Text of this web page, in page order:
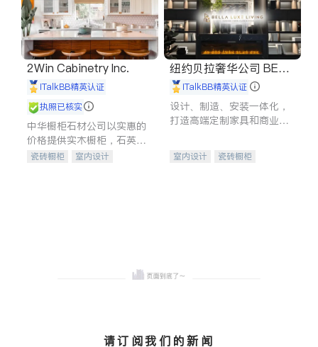
2Win Cabinetry Inc.
iTalkBB精英认证
执照已核实
中华橱柜石材公司以实惠的
价格提供实木橱柜，石英石
台面，多种优质不锈钢水
瓷砖橱柜
室内设计
纽约贝拉奢华公司 BELL
A LUXE
iTalkBB精英认证
设计、制造、安装一体化，
打造高端定制家具和商业空
室内设计
瓷砖橱柜
请订阅我们的新闻